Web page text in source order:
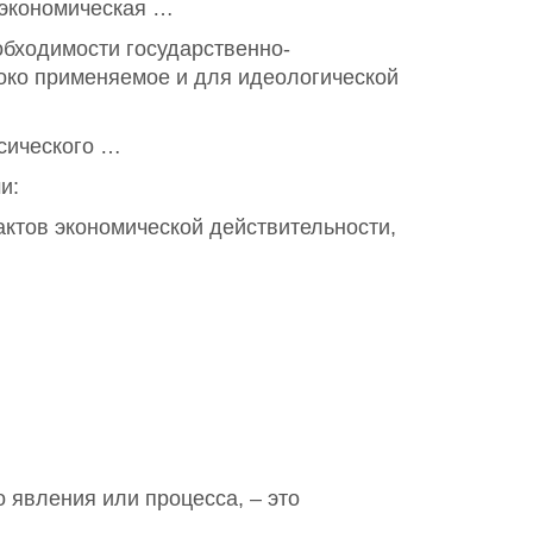
…
государственно-
применяемое и для идеологической
…
экономической действительности,
явления или процесса, – это